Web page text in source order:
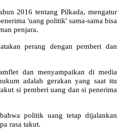
2016 tentang Pilkada, mengatur
'uang politik' sama-sama bisa
penjara.
perang dengan pemberi dan
dan menyampaikan di media
adalah gerakan yang saat itu
si pemberi uang dan si penerima
politik uang tetap dijalankan
rasa takut.